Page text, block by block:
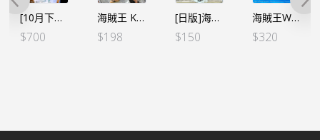
[10月下旬預定][日本魂限]P.O.P POP ONE PIECE “Evolutionary History” – 路飛五檔 尼卡 *日版 [全數HK$1468/ 訂金$700]
$700
海賊王 KING OF ARTIST KOA – 路飛 ー和之國II
$198
[日版]海賊王 KING OF ARTIST KOA – 路飛 五檔 Ⅱ 金屬色
$150
海賊王WCF -蛋頭島篇 VOL.6- (5個SET）(行版)
$320